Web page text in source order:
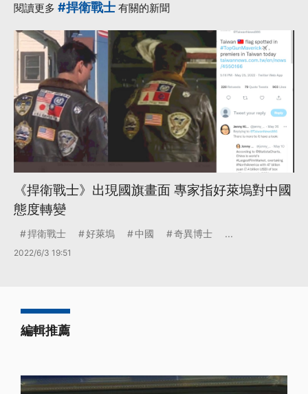
閱讀更多 #捍衛戰士 有關的新聞
《捍衛戰士》出現國旗畫面 專家指好萊塢對中國
態度轉變
捍衛戰士 好萊塢 中國 奇異博士 ...
2022/6/3 19:51
編輯推薦